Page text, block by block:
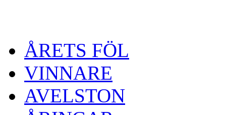
ÅRETS FÖL
VINNARE
AVELSTON